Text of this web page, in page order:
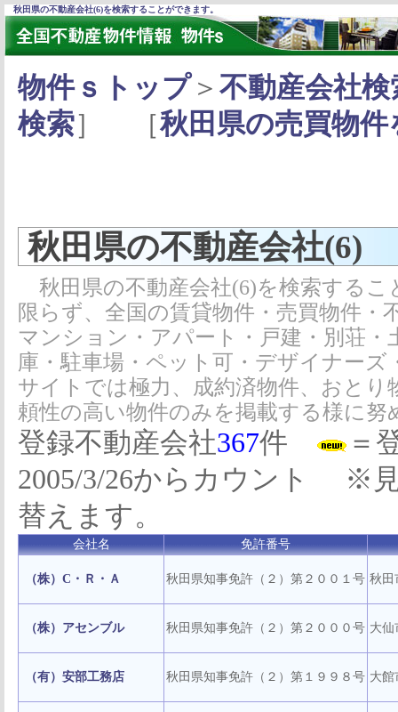
秋田県の不動産会社(6)を検索することができます。
物件ｓトップ＞ 不動産会社検
検索］ ［秋田県の売買物件
秋田県の不動産会社(6)
秋田県の不動産会社(6)を検索するこ
限らず、全国の賃貸物件・売買物件・
マンション・アパート・戸建・別荘
庫・駐車場・ペット可・デザイナー
サイトでは極力、成約済物件、おと
頼性の高い物件のみを掲載する様に努
登録不動産会社367件
＝
2005/3/26からカウント ※
替えます。
会社名 免許番号
（株）C・Ｒ・Ａ 秋田県知事免許（２）第２００１号 秋田
（株）アセンブル 秋田県知事免許（２）第２０００号 大仙
（有）安部工務店 秋田県知事免許（２）第１９９８号 大館